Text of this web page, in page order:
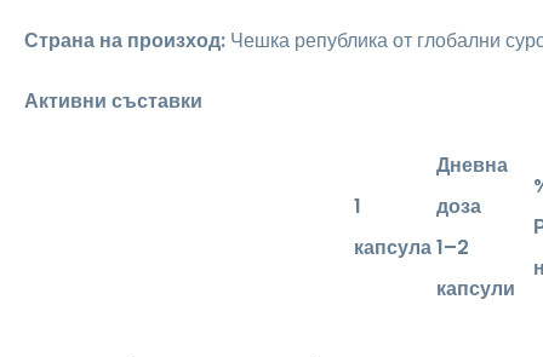
Страна на произход: Чешка република от глобални
Активни съставки
1
капсула
Дневна
доза
1–2
капсули